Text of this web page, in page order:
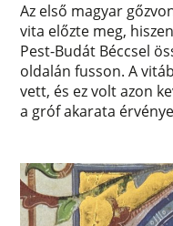
Az első magyar
vita előzte meg,
Pest-Budát Béccsel
oldalán fusson. A
vett, és ez volt azon
a gróf akarata